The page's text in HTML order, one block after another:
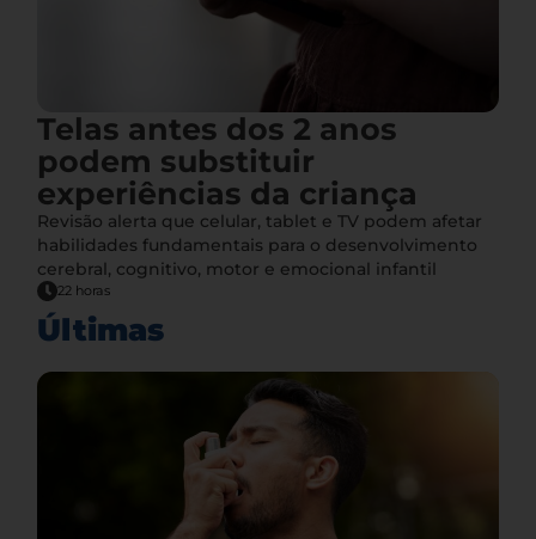
Telas antes dos 2 anos
podem substituir
experiências da criança
Revisão alerta que celular, tablet e TV podem afetar
habilidades fundamentais para o desenvolvimento
cerebral, cognitivo, motor e emocional infantil
22 horas
Últimas